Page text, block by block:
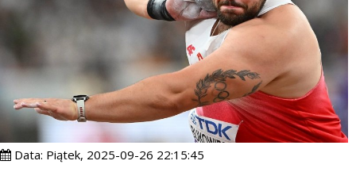
Data: Piątek, 2025-09-26 22:15:45